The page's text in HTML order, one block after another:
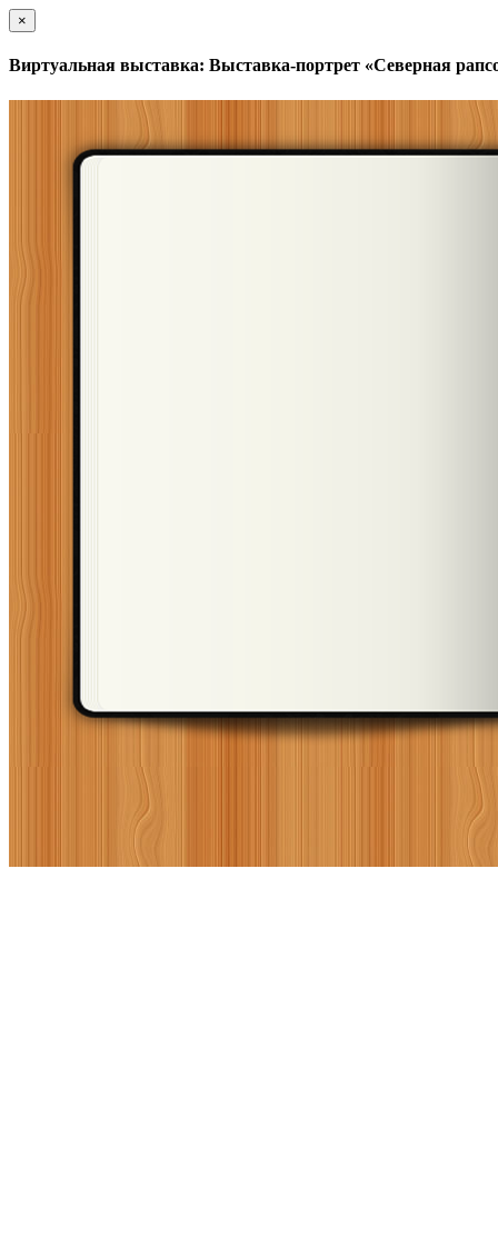
×
Виртуальная выставка: Выставка-портрет «Северная